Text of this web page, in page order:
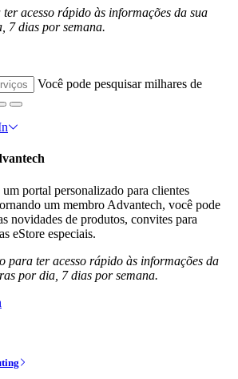
acesso rápido às informações da sua
7 dias por semana.
Você pode pesquisar milhares de
portal personalizado para clientes
um membro Advantech, você pode
novidades de produtos, convites para
eStore especiais.
para ter acesso rápido às informações da
por dia, 7 dias por semana.